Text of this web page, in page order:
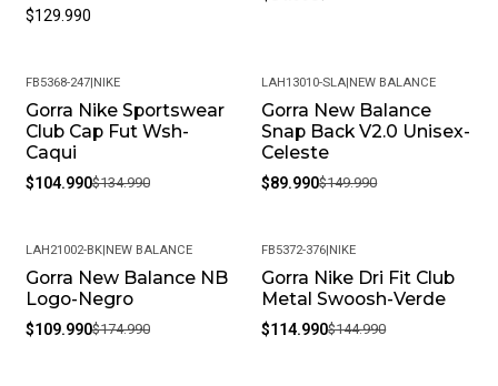
$129.990
-22%
FB5368-247|NIKE
Gorra Nike Sportswear
Club Cap Fut Wsh-
Caqui
$104.990$134.990
-40%
LAH13010-SLA|NEW BALANCE
Gorra New Balance
Snap Back V2.0 Unisex-
Celeste
$89.990$149.990
-37%
LAH21002-BK|NEW BALANCE
Gorra New Balance NB
Logo-Negro
$109.990$174.990
-21%
FB5372-376|NIKE
Gorra Nike Dri Fit Club
Metal Swoosh-Verde
$114.990$144.990